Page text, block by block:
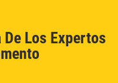
Los Expertos